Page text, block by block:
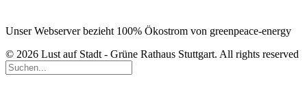
Unser Webserver bezieht 100% Ökostrom von greenpeace-energy
© 2026 Lust auf Stadt - Grüne Rathaus Stuttgart. All rights reserved